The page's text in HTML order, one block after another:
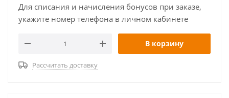
Для списания и начисления бонусов при заказе,
укажите номер телефона в личном кабинете
В корзину
Рассчитать доставку